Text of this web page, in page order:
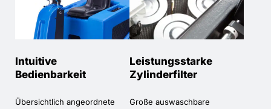
Intuitive
Bedienbarkeit
Übersichtlich angeordnete
Leistungsstarke
Zylinderfilter
Große auswaschbare